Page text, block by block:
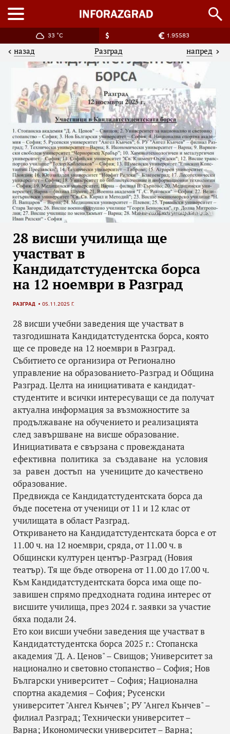
33 °C 1.95583
назад Разград напред
Източник: Община Разград
28 висши училища ще
участват в
Кандидатстудентска борса
на 12 ноември в Разград
РАЗГРАД 05.11.2025 Г.
28 висши учебни заведения ще участват в
тазгодишната Кандидатстудентска борса, която
ще се проведе на 12 ноември в Разград.
Събитието се организира от Регионално
управление на образованието-Разград и Община
Разград. Целта на инициативата е кандидат-
студентите и всички интересуващи се да получат
актуална информация за възможностите за
продължаване на обучението и реализацията
след завършване на висше образование.
Инициативата е свързана с провежданата
ефективна политика за създаване на условия
за равен достъп на учениците до качествено
образование.
Предвижда се Кандидатстудентската борса да
бъде посетена от ученици от 11 и 12 клас от
училищата в област Разград.
Откриването на Кандидатстудентската борса е от
11.00 ч. на 12 ноември, сряда, от 11.00 ч. в
Общински културен център-Разград (Новия
театър). Тя ще бъде отворена от 11.00 до 17.00 ч.
Към Кандидатстудентската борса има още по-
завишен спрямо предходната година интерес от
висшите училища, през 2024 г. заявки за участие
бяха подали 24.
Ето кои висши учебни заведения ще участват в
Кандидатстудентска борса 2025 г.: Стопанска
академия "Д. А. Ценов" – Свищов; Университет за
национално и световно стопанство – София; Нов
Български университет – София; Национална
спортна академия – София; Русенски
университет "Ангел Кънчев"; РУ "Ангел Кънчев" –
филиал Разград; Технически университет –
Варна; Икономически университет – Варна;